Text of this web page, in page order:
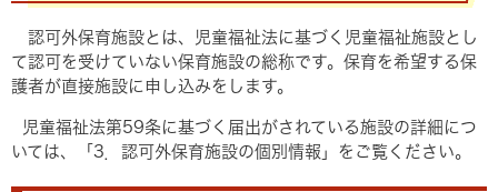
認可外保育施設とは、児童福祉法に基づく児童福祉施設とし
て認可を受けていない保育施設の総称です。保育を希望する保
護者が直接施設に申し込みをします。
児童福祉法第59条に基づく届出がされている施設の詳細につ
いては、「3．認可外保育施設の個別情報」をご覧ください。